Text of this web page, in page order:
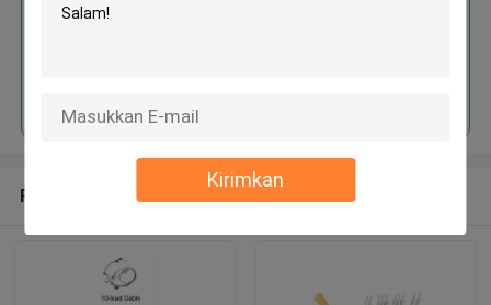
Kirimkan
Rekomendasi Produk